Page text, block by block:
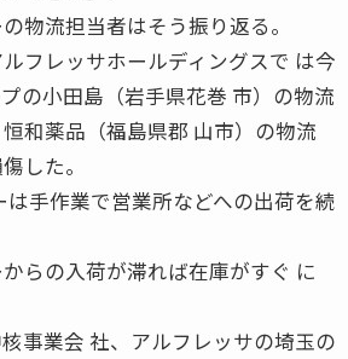
物流担当者はそう振り返る。
フレッサホールディングスで は今
の小田島（岩手県花巻 市）の物流
和薬品（福島県郡 山市）の物流
した。
手作業で営業所などへの出荷を続
らの入荷が滞れば在庫がすぐ に
事業会 社、アルフレッサの埼玉の